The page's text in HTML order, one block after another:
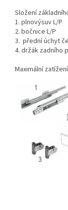
Složení
1. plnovýsuv L/P
2. bočnice L/P
3. přední úchyt
4. držák zadního
Maximální